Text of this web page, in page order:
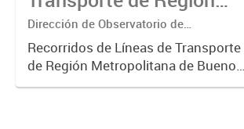
Metropolitana de
Buenos Aires (RMBA)
Dirección de Observatorio de
Transporte, Estudio y Sistemas
Recorridos de Líneas de Transporte
de Región Metropolitana de Buenos
Aires (RMBA).-